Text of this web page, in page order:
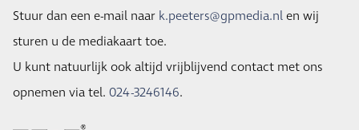
Stuur dan een e-mail naar k.peeters@gpmedia.nlen wij
sturen u de mediakaart toe.
U kunt natuurlijk ook altijd vrijblijvend contact met ons
opnemen via tel. 024-3246146.